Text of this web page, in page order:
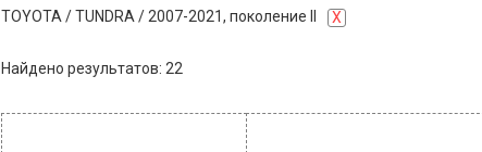
TOYOTA /TUNDRA / 2007-2021, поколение II X
Найдено результатов: 22